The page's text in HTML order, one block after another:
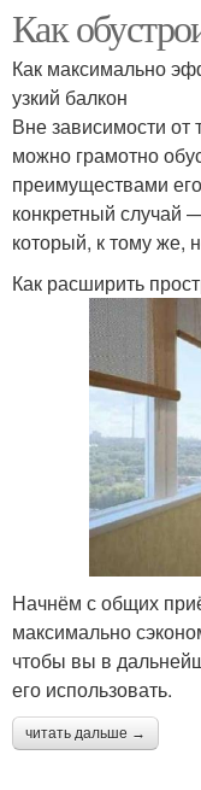
Как
Как максимально
узкий балкон
Вне зависимости от
можно грамотно
преимуществами
конкретный случай
который, к тому же,
Как расширить
Начнём с общих
максимально
чтобы вы в
его использовать.
читать дальше →